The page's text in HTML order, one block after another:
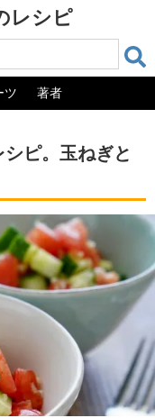
レシピ
ツ 著者
ピ。玉ねぎと